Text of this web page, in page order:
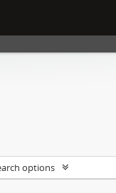
options